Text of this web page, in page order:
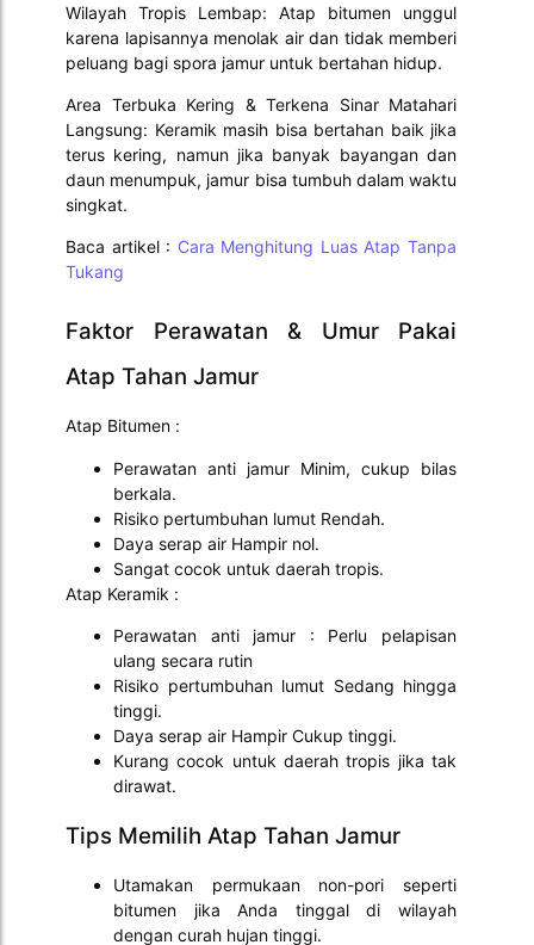
Wilayah Tropis Lembap: Atap bitumen unggul
karena lapisannya menolak air dan tidak memberi
peluang bagi spora jamur untuk bertahan hidup.
Area Terbuka Kering & Terkena Sinar Matahari
Langsung: Keramik masih bisa bertahan baik jika
terus kering, namun jika banyak bayangan dan
daun menumpuk, jamur bisa tumbuh dalam waktu
singkat.
Baca artikel : Cara Menghitung Luas Atap Tanpa
Tukang
Faktor Perawatan & Umur Pakai
Atap Tahan Jamur
Atap Bitumen :
Perawatan anti jamur Minim, cukup bilas
berkala.
Risiko pertumbuhan lumut Rendah.
Daya serap air Hampir nol.
Sangat cocok untuk daerah tropis.
Atap Keramik :
Perawatan anti jamur : Perlu pelapisan
ulang secara rutin
Risiko pertumbuhan lumut Sedang hingga
tinggi.
Daya serap air Hampir Cukup tinggi.
Kurang cocok untuk daerah tropis jika tak
dirawat.
Tips Memilih Atap Tahan Jamur
Utamakan permukaan non-pori seperti
bitumen jika Anda tinggal di wilayah
dengan curah hujan tinggi.